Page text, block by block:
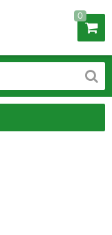
0